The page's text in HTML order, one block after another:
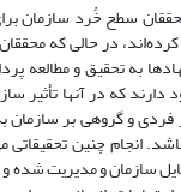
سطح خُرد سازمان
در حالی که
به تحقیق و مطالعه
که در آنها تأثیر
فردی و گروهی بر
انجام چنین تحقیقاتی
سازمان و مدیریت شده و